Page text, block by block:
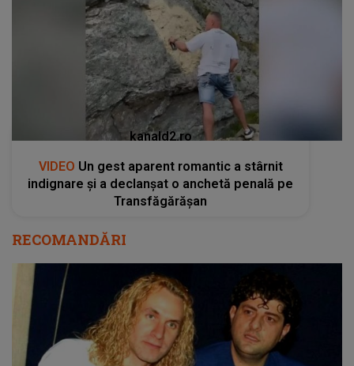
kanald2.ro
VIDEO Un gest aparent romantic a stârnit
indignare și a declanșat o anchetă penală pe
Transfăgărășan
RECOMANDĂRI